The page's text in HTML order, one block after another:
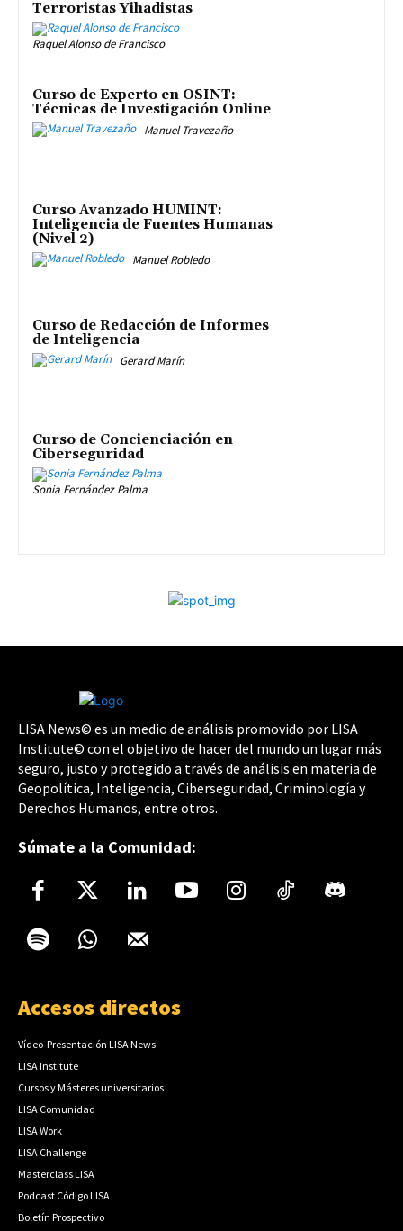
Terroristas Yihadistas
Raquel Alonso de Francisco
Curso de Experto en OSINT:
Técnicas de Investigación Online
Manuel Travezaño
Curso Avanzado HUMINT:
Inteligencia de Fuentes Humanas
(Nivel 2)
Manuel Robledo
Curso de Redacción de Informes
de Inteligencia
Gerard Marín
Curso de Concienciación en
Ciberseguridad
Sonia Fernández Palma
LISA News© es un medio de análisis promovido por LISA
Institute© con el objetivo de hacer del mundo un lugar más
seguro, justo y protegido a través de análisis en materia de
Geopolítica, Inteligencia, Ciberseguridad, Criminología y
Derechos Humanos, entre otros.
Súmate a la Comunidad:
Accesos directos
Vídeo-Presentación LISA News
LISA Institute
Cursos y Másteres universitarios
LISA Comunidad
LISA Work
LISA Challenge
Masterclass LISA
Podcast Código LISA
Boletín Prospectivo